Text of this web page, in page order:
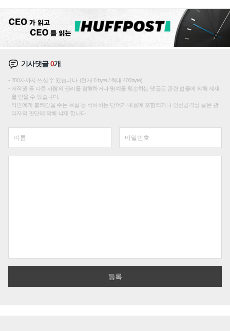
기사댓글0개
200자까지 쓰실 수 있습니다. (현재 0 byte / 최대 400byte)
저작권 등 다른 사람의 권리를 침해하거나 명예를 훼손하는 댓글은 관련 법률에 의해 제재
를 받을 수 있습니다.
타인에게 불쾌감을 주는 욕설 등 비하하는 단어가 내용에 포함되거나 인신공격성 글은 관
리자의 판단에 의해 삭제 합니다.